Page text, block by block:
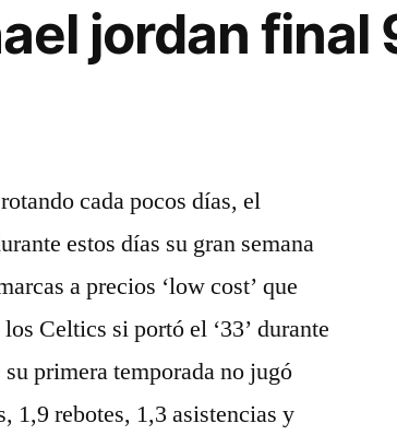
jordan final
cada pocos días, el
estos días su gran semana
a precios ‘low cost’ que
Celtics si portó el ‘33’ durante
primera temporada no jugó
1,9 rebotes, 1,3 asistencias y